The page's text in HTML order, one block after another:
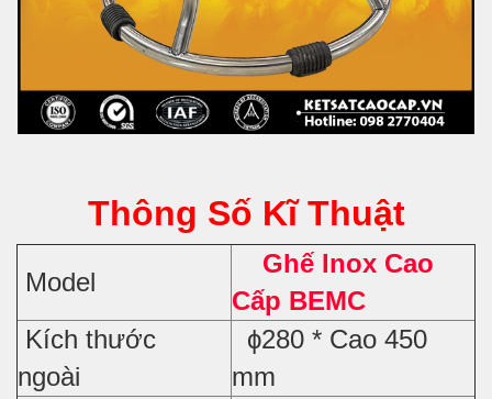
Thông Số Kĩ Thuật
Model
Ghế Inox Cao
Cấp BEMC
Kích thước
ngoài
ϕ280 * Cao 450
mm